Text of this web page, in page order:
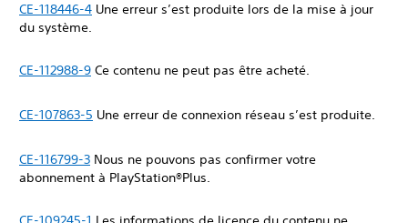
CE-118446-4 Une erreur s’est produite lors de la mise à jour
du système.
CE-112988-9 Ce contenu ne peut pas être acheté.
CE-107863-5 Une erreur de connexion réseau s’est produite.
CE-116799-3 Nous ne pouvons pas confirmer votre
abonnement à PlayStation®Plus.